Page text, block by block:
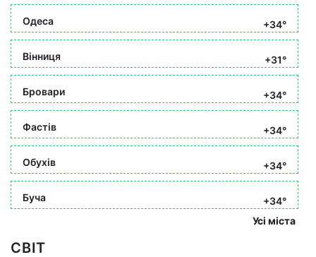
Одеса +34°
Вінниця +31°
Бровари +34°
Фастів +34°
Обухів +34°
Буча
+34°
Усі міста
СВІТ